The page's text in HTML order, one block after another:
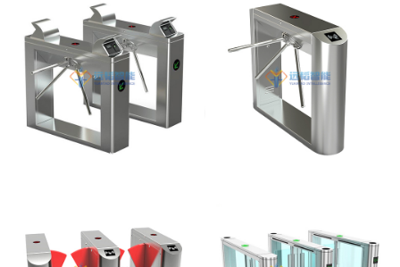
桥式直角指纹三辊闸